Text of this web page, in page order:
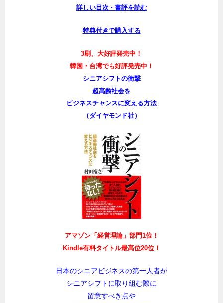
詳しい目次・書評を読む
特典付きで購入する
3刷、大好評発売中！
韓国・台湾でも好評発売中！
シニアシフトの衝撃
超高齢社会を
ビジネスチャンスに変える方法
（ダイヤモンド社）
アマゾン「経営理論」部門1位！
Kindle有料タイトル最高位20位！
日本のシニアビジネスの第一人者が
シニアシフトに取り組む際に
留意すべき点や